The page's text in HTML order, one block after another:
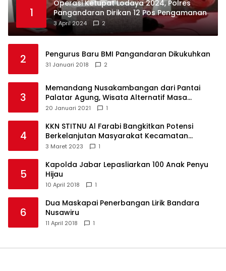
1
Operasi Ketupat Lodaya 2024, Polres
Pangandaran Dirikan 12 Pos Pengamanan
3 April 2024 2
2 Pengurus Baru BMI Pangandaran Dikukuhkan
31 Januari 2018 2
3
Memandang Nusakambangan dari Pantai
Palatar Agung, Wisata Alternatif Masa
Pandemi
20 Januari 2021 1
4
KKN STITNU Al Farabi Bangkitkan Potensi
Berkelanjutan Masyarakat Kecamatan
Langkaplancar
3 Maret 2023 1
5
Kapolda Jabar Lepasliarkan 100 Anak Penyu
Hijau
10 April 2018 1
6
Dua Maskapai Penerbangan Lirik Bandara
Nusawiru
11 April 2018 1